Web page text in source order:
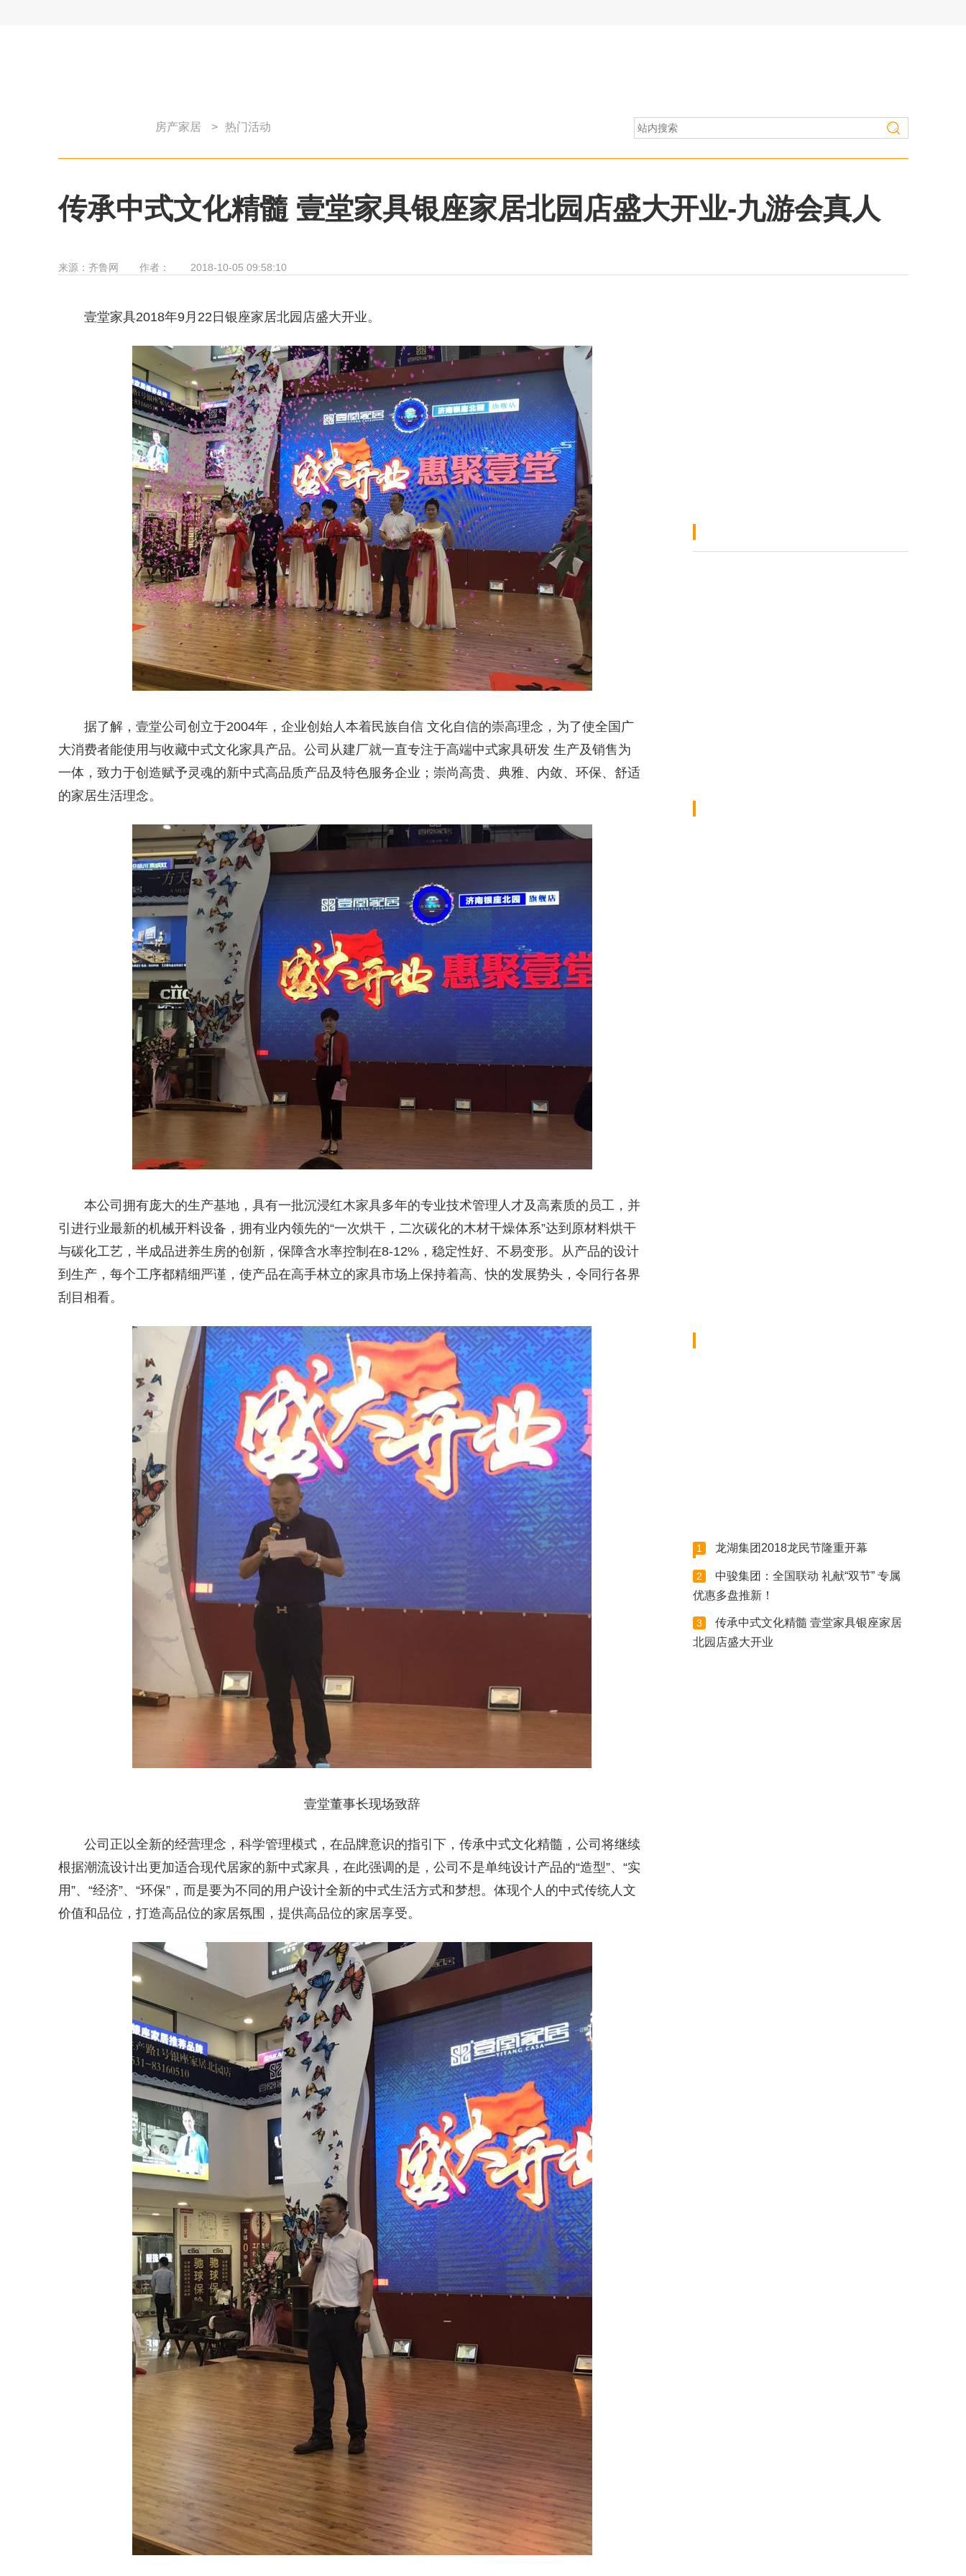
房产家居 > 热门活动
传承中式文化精髓 壹堂家具银座家居北园店盛大开业-九游会真人
来源： 齐鲁网 作者： 2018-10-05 09:58:10
壹堂家具2018年9月22日银座家居北园店盛大开业。
据了解，壹堂公司创立于2004年，企业创始人本着民族自信 文化自信的崇高理念，为了使全国广
大消费者能使用与收藏中式文化家具产品。公司从建厂就一直专注于高端中式家具研发 生产及销售为
一体，致力于创造赋予灵魂的新中式高品质产品及特色服务企业；崇尚高贵、典雅、内敛、环保、舒适
的家居生活理念。
本公司拥有庞大的生产基地，具有一批沉浸红木家具多年的专业技术管理人才及高素质的员工，并
引进行业最新的机械开料设备，拥有业内领先的“一次烘干，二次碳化的木材干燥体系”达到原材料烘干
与碳化工艺，半成品进养生房的创新，保障含水率控制在8-12%，稳定性好、不易变形。从产品的设计
到生产，每个工序都精细严谨，使产品在高手林立的家具市场上保持着高、快的发展势头，令同行各界
刮目相看。
壹堂董事长现场致辞
公司正以全新的经营理念，科学管理模式，在品牌意识的指引下，传承中式文化精髓，公司将继续
根据潮流设计出更加适合现代居家的新中式家具，在此强调的是，公司不是单纯设计产品的“造型”、“实
用”、“经济”、“环保”，而是要为不同的用户设计全新的中式生活方式和梦想。体现个人的中式传统人文
价值和品位，打造高品位的家居氛围，提供高品位的家居享受。
1 龙湖集团2018龙民节隆重开幕
2
中骏集团：全国联动 礼献“双节” 专属
优惠多盘推新！
3
传承中式文化精髓 壹堂家具银座家居
北园店盛大开业